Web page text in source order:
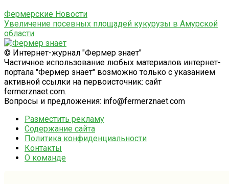
Фермерские Новости
Увеличение посевных площадей кукурузы в Амурской
области
© Интернет-журнал "Фермер знает"
Частичное использование любых материалов интернет-
портала "Фермер знает" возможно только с указанием
активной ссылки на первоисточник: сайт
fermerznaet.com.
Вопросы и предложения: info@fermerznaet.com
Разместить рекламу
Содержание сайта
Политика конфиденциальности
Контакты
О команде